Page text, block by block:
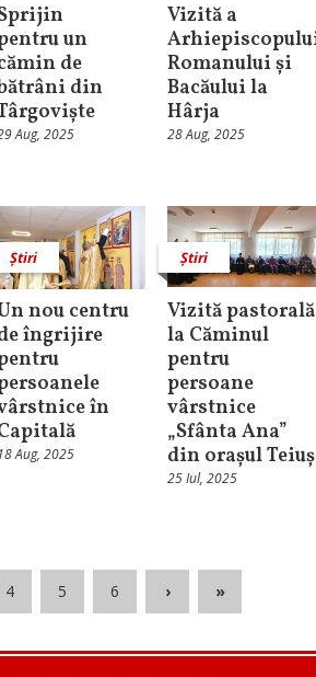
un
de
din
Aug, 2025
Vizită a
Romanului și
Bacăului la
Hârja
28 Aug, 2025
Știri
nou centru
îngrijire
în
18 Aug, 2025
Știri
Vizită pastorală
la Căminul
pentru
persoane
vârstnice
„Sfânta Ana”
din orașul Teiuș
25 Iul, 2025
4 5 6 › »